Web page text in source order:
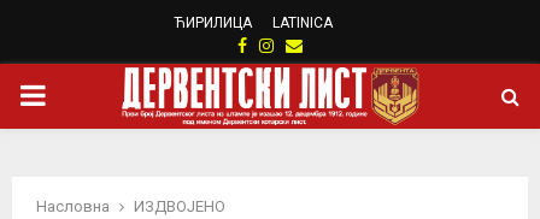
ЋИРИЛИЦА LATINICA
Facebook
Instagram
Email
PRIMARY
Насловна
ИЗДВОЈЕНО